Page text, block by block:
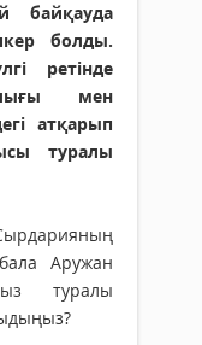
байқауда
болды.
ретінде
мен
атқарып
туралы
Аружан
туралы